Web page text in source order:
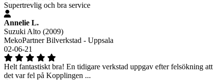
Supertrevlig och bra service
Annelie L.
Suzuki Alto (2009)
MekoPartner Bilverkstad - Uppsala
02-06-21
Helt fantastiskt bra! En tidigare verkstad uppgav efter felsökning att
det var fel på Kopplingen ...